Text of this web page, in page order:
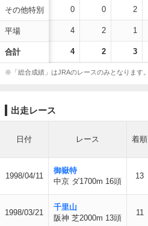
その他特別
平場
合計
0 0 2
4 2 1
4 2 3
※「総合成績」はJRAのレースのみとなります。
出走レース
日付 レース 着順
1998/04/11
御嶽特
中京 ダ1700m 16頭
13
1998/03/21
千里山
阪神 芝2000m 13頭
11